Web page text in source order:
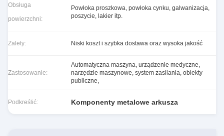
Obsługa
powierzchni:
Powłoka proszkowa, powłoka cynku, galwanizacja,
poszycie, lakier itp.
Zalety: Niski koszt i szybka dostawa oraz wysoka jakość
Zastosowanie:
Automatyczna maszyna, urządzenie medyczne,
narzędzie maszynowe, system zasilania, obiekty
publiczne,
Podkreślić: Komponenty metalowe arkusza